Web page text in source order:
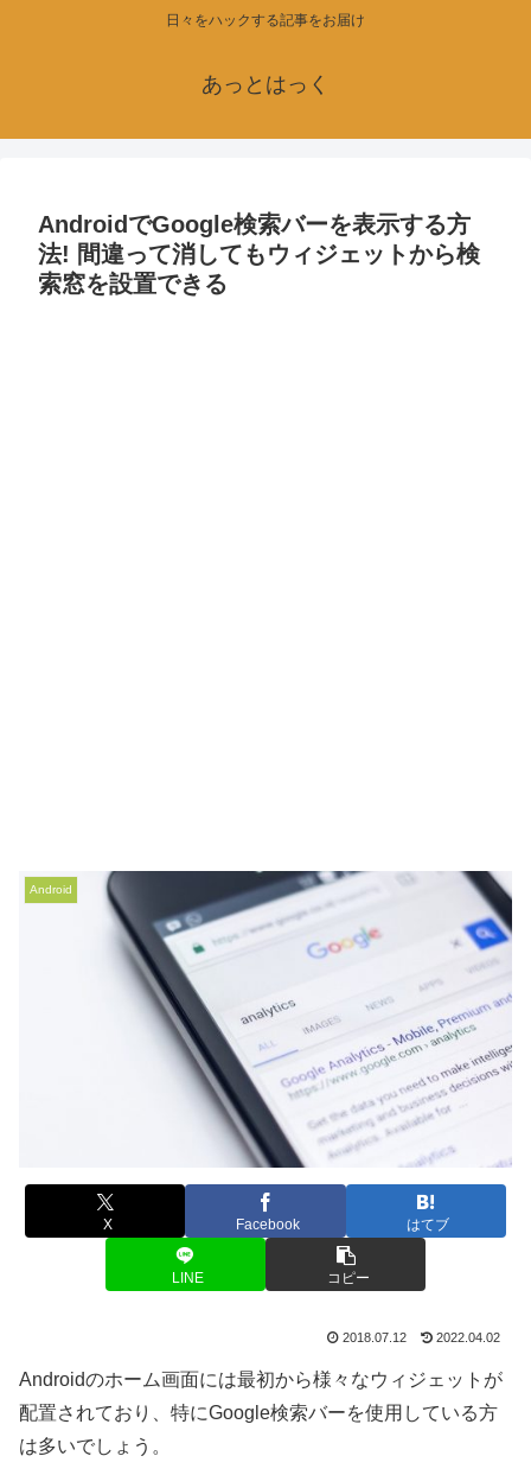
日々をハックする記事をお届け
あっとはっく
AndroidでGoogle検索バーを表示する方
法! 間違って消してもウィジェットから検
索窓を設置できる
Android
X Facebook はてブ
LINE コピー
2018.07.12 2022.04.02
Androidのホーム画面には最初から様々なウィジェットが
配置されており、特にGoogle検索バーを使用している方
は多いでしょう。